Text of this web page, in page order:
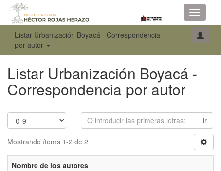
Toggle
Listar Urbanización Boyacá - Correspondencia
por autor
Listar Urbanización Boyacá -
Correspondencia por autor
Ir
Mostrando ítems 1-2 de 2
Nombre de los autores